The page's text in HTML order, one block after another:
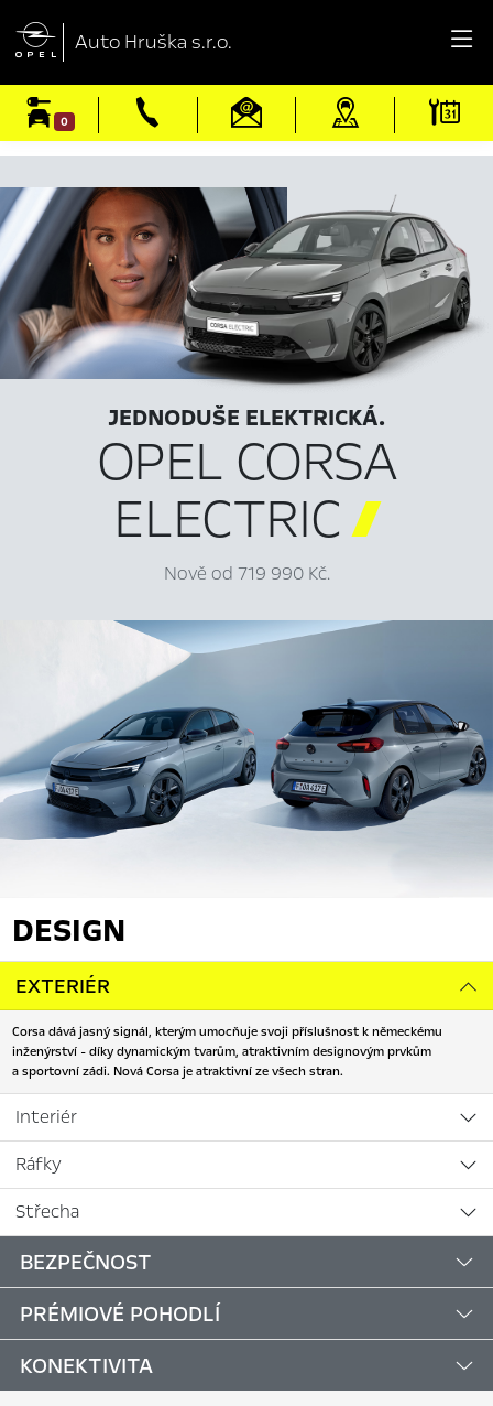
 Auto Hruška s.r.o.
0
JEDNODUŠE ELEKTRICKÁ.
OPEL CORSA
ELECTRIC
Nově od 719 990 Kč.
DESIGN
EXTERIÉR
Corsa dává jasný signál, kterým umocňuje svoji příslušnost k německému
inženýrství - díky dynamickým tvarům, atraktivním designovým prvkům
a sportovní zádi. Nová Corsa je atraktivní ze všech stran.
Interiér
Ráfky
Střecha
BEZPEČNOST
PRÉMIOVÉ POHODLÍ
KONEKTIVITA